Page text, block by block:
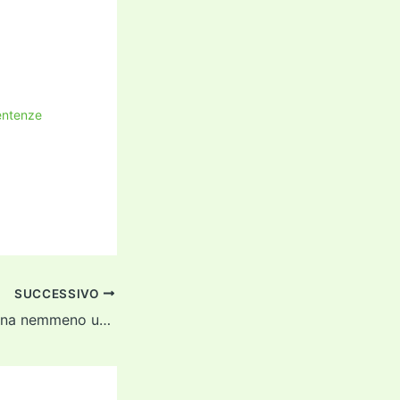
SUCCESSIVO
Il postino non suona nemmeno una volta